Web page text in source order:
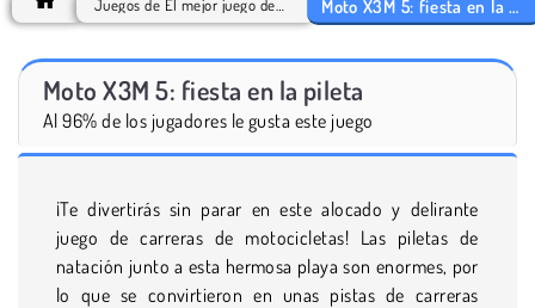
Moto X3M 5: fiesta en la pileta
Al 96% de los jugadores le gusta este juego
¡Te divertirás sin parar en este alocado y delirante
juego de carreras de motocicletas! Las piletas de
natación junto a esta hermosa playa son enormes, por
lo que se convirtieron en unas pistas de carreras